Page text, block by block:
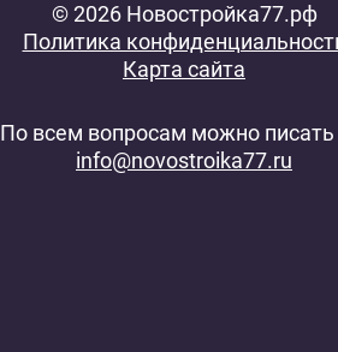
© 2026 Новостройка77.рф
Политика
Карта сайта
По всем вопросам можно писать
info@novostroika77.ru